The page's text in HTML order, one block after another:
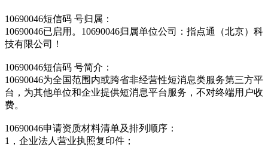
10690046短信码 号归属：
10690046已启用。10690046归属单位公司：指点通（北京）科
技有限公司！
10690046短信码 号简介：
10690046为全国范围内或跨省非经营性短消息类服务第三方平
台，为其他单位和企业提供短消息平台服务，不对终端用户收
费。
10690046申请资质材料清单及排列顺序：
1，企业法人营业执照复印件；